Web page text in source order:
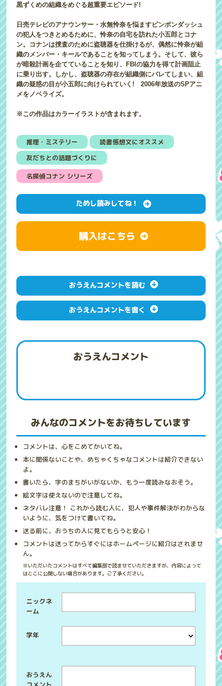
黒ずくめの組織をめぐる超重要エピソード!
日売テレビのアナウンサー・水無怜奈を悩ますピンポンダッシュ
の犯人をつきとめるために、怜奈の自宅を訪れた小五郎とコナ
ン。コナンは捜査のために盗聴器を仕掛けるが、偶然に怜奈が組
織のメンバー・キールであることを知ってしまう。そして、彼ら
が暗殺計画を企てていることを知り、FBIの協力を得て計画阻止
に乗り出す。しかし、盗聴器の存在が組織側にバレてしまい、組
織の疑惑の目が小五郎に向けられていく! 2006年放送のSPアニ
メをノベライズ。
※この作品はカラーイラストが含まれます。
推理・ミステリー
読書感想文にオススメ
友だちとの話題づくりに
名探偵コナン シリーズ
ためし読みしてね！
購入はこちら
おうえんコメントを読む
おうえんコメントを書く
おうえんコメント
みんなのコメントをお待ちしています
コメントは、心をこめてかいてね。
本に関係ないことや、めちゃくちゃなコメントは紹介できない
よ。
書いたら、字のまちがいがないか、もう一度読みなおそう。
絵文字は使えないので注意してね。
ネタバレ注意！ これから読む人に、犯人や事件解決がわからな
いように、気をつけて書いてね。
送る前に、おうちの人に見てもらうと安心！
コメントは送ってからすぐにはホームページに紹介はされませ
ん。
※いただいたコメントはすべて編集部で読ませていただきますが、内容によって
はここに公開しない場合があります。ご了承ください。
学年
ニックネ
ーム